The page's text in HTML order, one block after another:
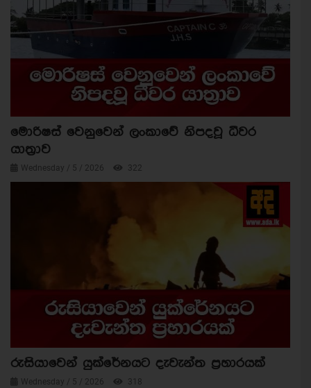
මොරිෂස් වෙනුවෙන් ලංකාවේ නිපදවූ ධීවර
යාත්‍රාව
Wednesday / 5 / 2026 322
රුසියාවෙන් යුක්රේනයට දැවැන්ත ප්‍රහාරයක්
Wednesday / 5 / 2026 318